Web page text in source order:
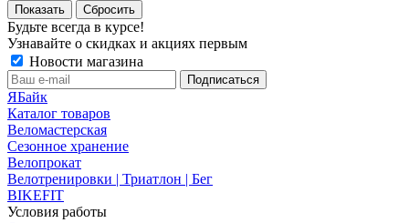
Сбросить
Будьте всегда в курсе!
Узнавайте о скидках и акциях первым
Новости магазина
ЯБайк
Каталог товаров
Веломастерская
Сезонное хранение
Велопрокат
Велотренировки | Триатлон | Бег
BIKEFIT
Условия работы